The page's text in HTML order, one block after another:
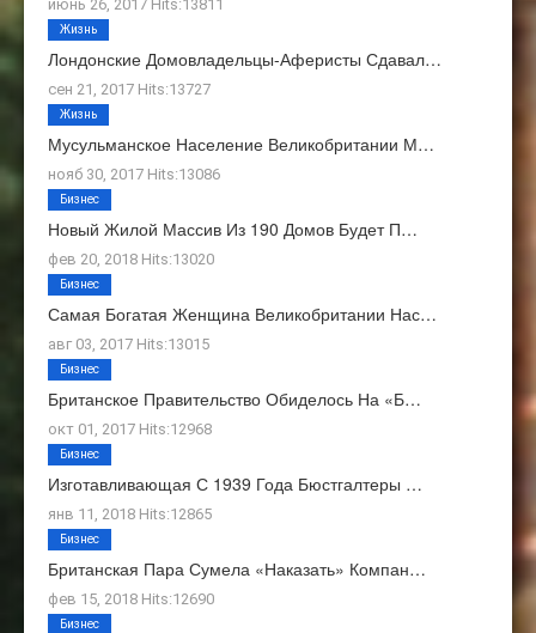
июнь 26, 2017 Hits:13811
Лондонские Домовладельцы-Аферисты Сдавал…
сен 21, 2017 Hits:13727
Жизнь
Мусульманское Население Великобритании М…
нояб 30, 2017 Hits:13086
Жизнь
Новый Жилой Массив Из 190 Домов Будет П…
фев 20, 2018 Hits:13020
Бизнес
Самая Богатая Женщина Великобритании Нас…
авг 03, 2017 Hits:13015
Бизнес
Британское Правительство Обиделось На «Б…
окт 01, 2017 Hits:12968
Бизнес
Изготавливающая С 1939 Года Бюстгалтеры …
янв 11, 2018 Hits:12865
Бизнес
Британская Пара Сумела «наказать» Компан…
фев 15, 2018 Hits:12690
Бизнес
Бизнес